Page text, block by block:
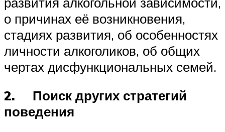
о причинах её возникновения,
стадиях развития, об особенностях
личности алкоголиков, об общих
чертах дисфункциональных семей.
2. Поиск других стратегий
поведения